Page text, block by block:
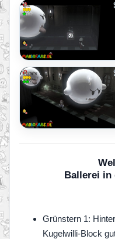
Ballerei in
Grünstern 1:
Kugelwilli-Block